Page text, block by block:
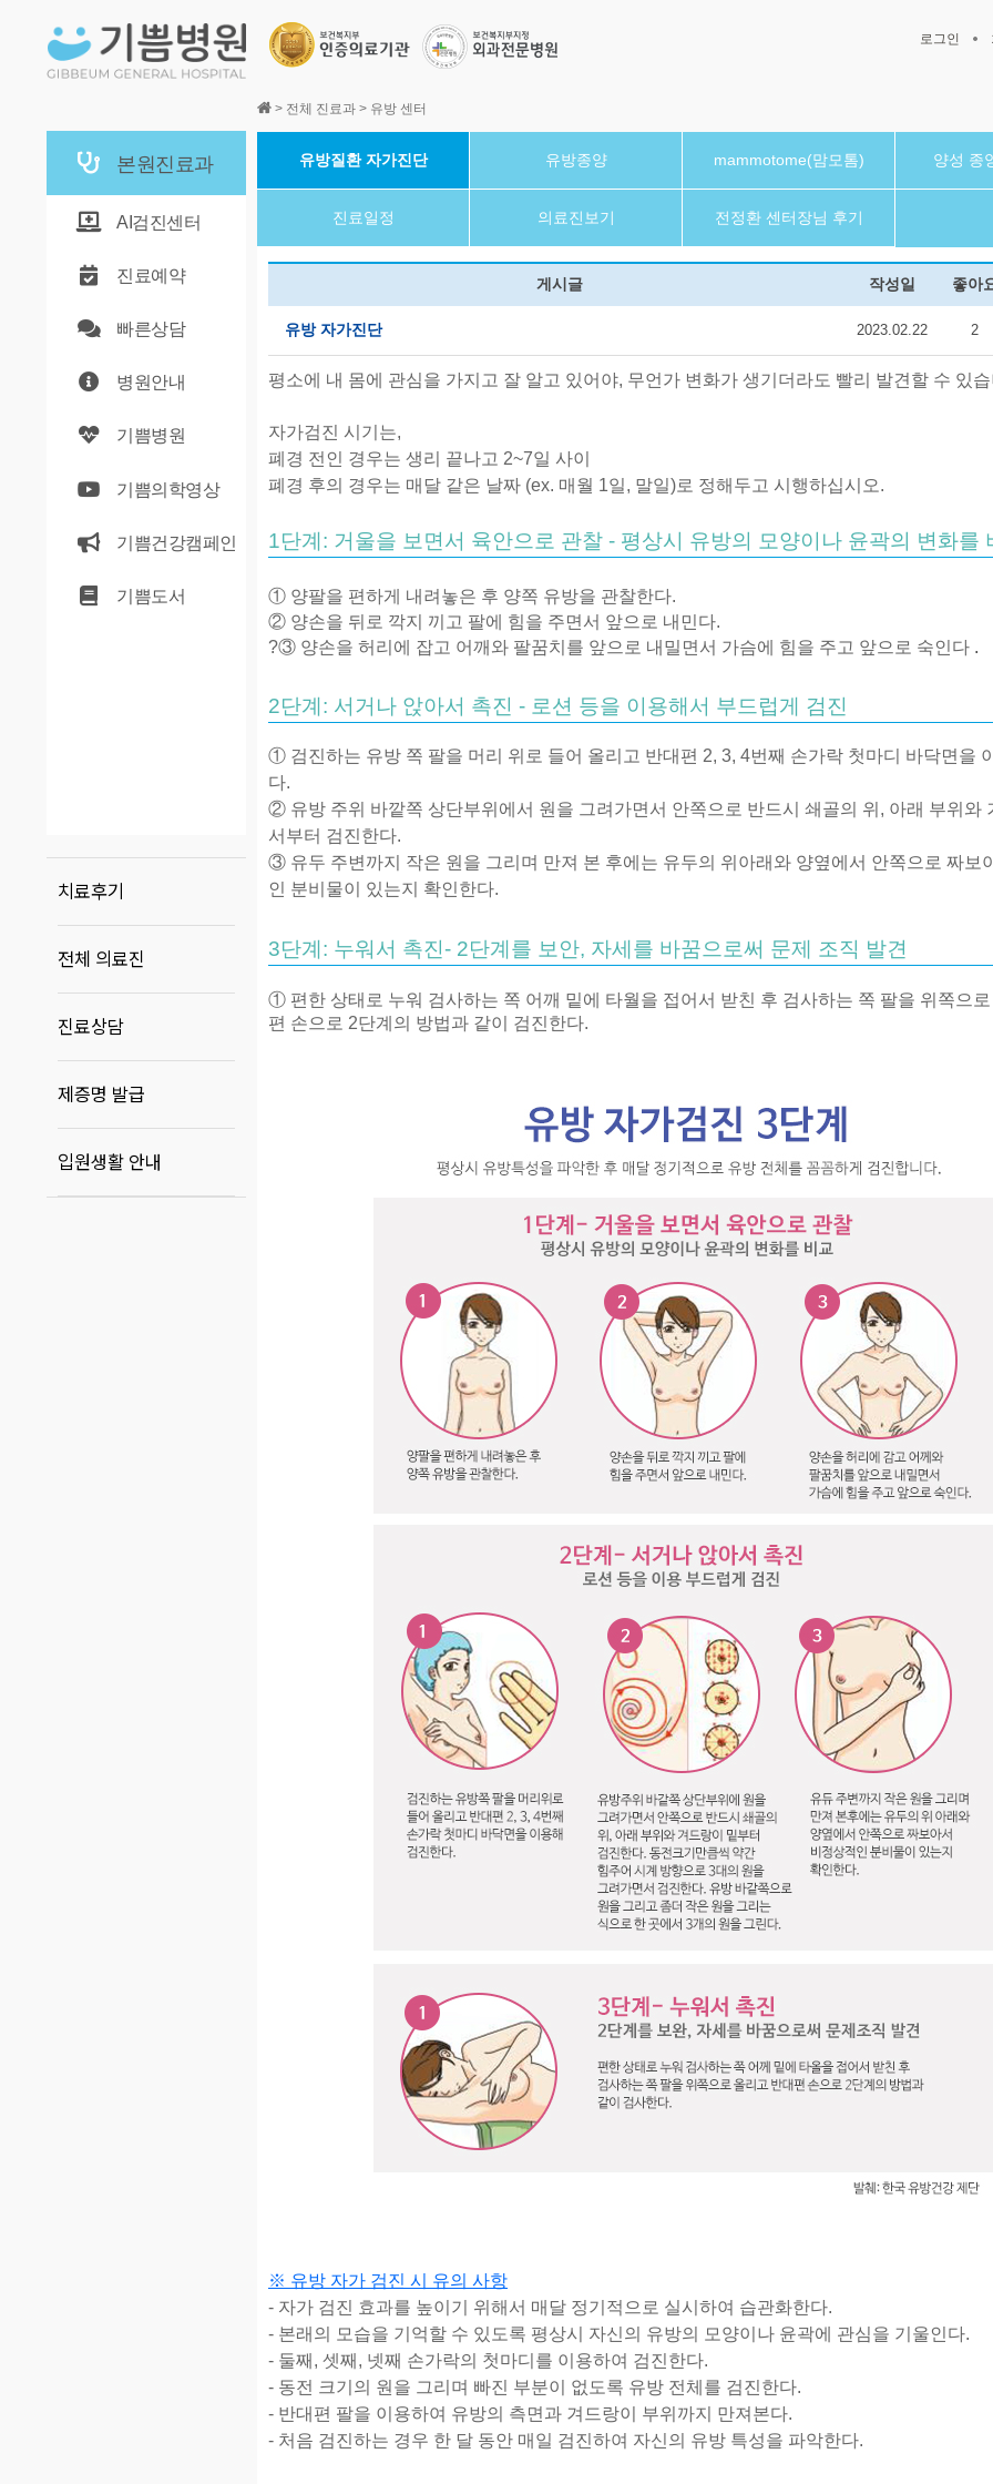
로그인
본원진료과
AI검진센터
진료예약
빠른상담
병원안내
기쁨병원
기쁨의학영상
기쁨건강캠페인
기쁨도서
치료후기
전체 의료진
진료상담
제증명 발급
입원생활 안내
> 전체 진료과 > 유방 센터
유방질환 자가진단 유방종양 mammotome(맘모톰) 양성 종
진료일정 의료진보기 전정환 센터장님 후기
게시글 작성일 좋아
유방 자가진단 2023.02.22 2
평소에 내 몸에 관심을 가지고 잘 알고 있어야, 무언가 변화가 생기더라도 빨리 발견할 수 있
자가검진 시기는,
폐경 전인 경우는 생리 끝나고 2~7일 사이
폐경 후의 경우는 매달 같은 날짜 (ex. 매월 1일, 말일)로 정해두고 시행하십시오.
1단계: 거울을 보면서 육안으로 관찰 - 평상시 유방의 모양이나 윤곽의 변화를
① 양팔을 편하게 내려놓은 후 양쪽 유방을 관찰한다.
② 양손을 뒤로 깍지 끼고 팔에 힘을 주면서 앞으로 내민다.
?③ 양손을 허리에 잡고 어깨와 팔꿈치를 앞으로 내밀면서 가슴에 힘을 주고 앞으로 숙인다 .
2단계: 서거나 앉아서 촉진 - 로션 등을 이용해서 부드럽게 검진
① 검진하는 유방 쪽 팔을 머리 위로 들어 올리고 반대편 2, 3, 4번째 손가락 첫마디 바닥면을
다.
② 유방 주위 바깥쪽 상단부위에서 원을 그려가면서 안쪽으로 반드시 쇄골의 위 , 아래 부위와
서부터 검진한다.
③ 유두 주변까지 작은 원을 그리며 만져 본 후에는 유두의 위아래와 양옆에서 안쪽으로 짜보
인 분비물이 있는지 확인한다.
3단계: 누워서 촉진- 2단계를 보안, 자세를 바꿈으로써 문제 조직 발견
① 편한 상태로 누워 검사하는 쪽 어깨 밑에 타월을 접어서 받친 후 검사하는 쪽 팔을 위쪽으로
편 손으로 2단계의 방법과 같이 검진한다.
※ 유방 자가 검진 시 유의 사항
- 자가 검진 효과를 높이기 위해서 매달 정기적으로 실시하여 습관화한다.
- 본래의 모습을 기억할 수 있도록 평상시 자신의 유방의 모양이나 윤곽에 관심을 기울인다.
- 둘째, 셋째, 넷째 손가락의 첫마디를 이용하여 검진한다.
- 동전 크기의 원을 그리며 빠진 부분이 없도록 유방 전체를 검진한다.
- 반대편 팔을 이용하여 유방의 측면과 겨드랑이 부위까지 만져본다.
- 처음 검진하는 경우 한 달 동안 매일 검진하여 자신의 유방 특성을 파악한다.